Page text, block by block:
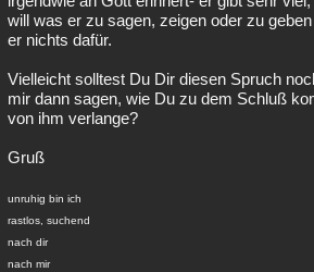
will was er zu sagen, zeigen oder zu
er nichts dafür.
Vielleicht solltest Du Dir diesen Spruch
mir dann sagen, wie Du zu dem Schluß
von ihm verlange?
Gruß
unruhig bin ich
rastlos, suchend
nach dir
nach mir